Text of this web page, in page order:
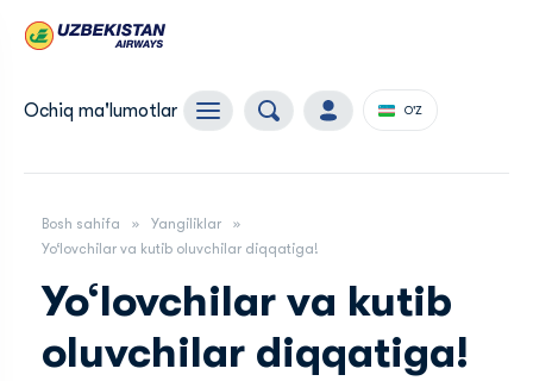
Ochiq ma'lumotlar O'Z
Bosh sahifa
Yangiliklar
Yo‘lovchilar va kutib oluvchilar diqqatiga!
Yo‘lovchilar va kutib
oluvchilar diqqatiga!